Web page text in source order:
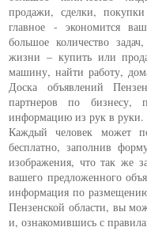
продажи, сделки,
главное - экономится
большое количество
жизни – купить или
машину, найти работу,
Доска объявлений
партнеров по бизнесу,
информацию из рук в руки.
Каждый человек может
бесплатно, заполнив
изображения, что так же
вашего предложенного
информация по
Пензенской области, вы
и, ознакомившись с